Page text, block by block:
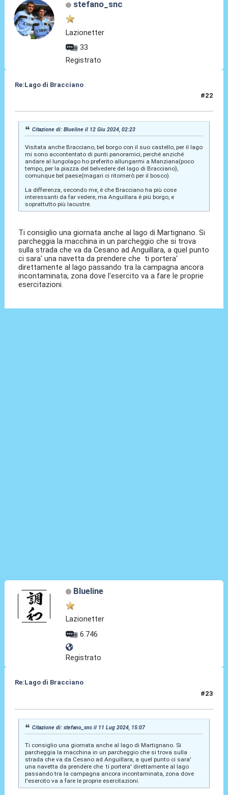
stefano_snc
Lazionetter
33
Registrato
Re:Lago di Bracciano
#22
Citazione di: Blueline il 12 Giu 2024, 02:23
Visitata anche Bracciano, bel borgo con il suo castello, per il lago
mi sono accontentato di punti panoramici, perché anziché
andare al lungolago ho preferito allungarmi a Manziana(poco
tempo, per la piazza del belvedere del lago di Bracciano),
comunque bel paese(magari ci ritornerò per il bosco).
La differenza, secondo me, è che Bracciano ha più cose
interessanti da far vedere, ma Anguillara è più borgo, e
soprattutto più lacustre.
Ti consiglio una giornata anche al lago di Martignano. Si
parcheggia la macchina in un parcheggio che si trova
sulla strada che va da Cesano ad Anguillara, a quel punto
ci sara' una navetta da prendere che ti portera'
direttamente al lago passando tra la campagna ancora
incontaminata, zona dove l'esercito va a fare le proprie
esercitazioni.
Blueline
Lazionetter
6.746
Registrato
Re:Lago di Bracciano
#23
Citazione di: stefano_snc il 11 Lug 2024, 15:07
Ti consiglio una giornata anche al lago di Martignano. Si
parcheggia la macchina in un parcheggio che si trova sulla
strada che va da Cesano ad Anguillara, a quel punto ci sara'
una navetta da prendere che ti portera' direttamente al lago
passando tra la campagna ancora incontaminata, zona dove
l'esercito va a fare le proprie esercitazioni.